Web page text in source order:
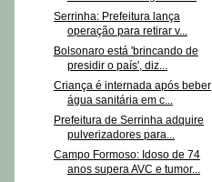
Serrinha: Prefeitura lança
operação para retirar v...
Bolsonaro está 'brincando de
presidir o país', diz...
Criança é internada após beber
água sanitária em c...
Prefeitura de Serrinha adquire
pulverizadores para...
Campo Formoso: Idoso de 74
anos supera AVC e tumor...